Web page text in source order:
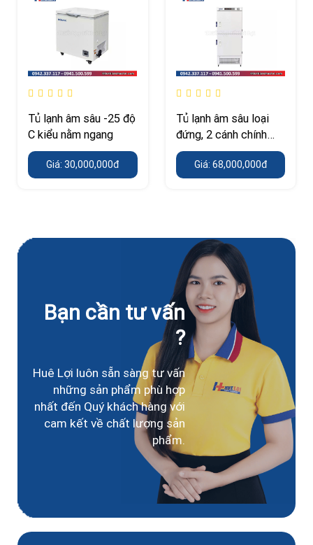
Tủ lạnh âm sâu -25 độ
C kiểu nằm ngang
Giá: 30,000,000đ
Tủ lạnh âm sâu loại
đứng, 2 cánh chính
hãng
Giá: 68,000,000đ
Bạn cần tư vấn
?
Huê Lợi luôn sẵn sàng tư vấn
những sản phẩm phù hợp
nhất đến Quý khách hàng với
cam kết về chất lượng sản
phẩm.